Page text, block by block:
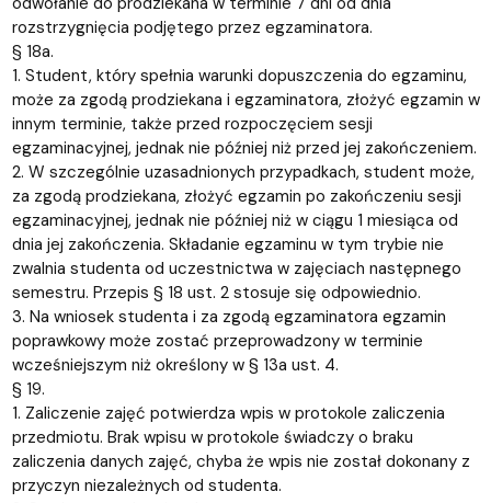
rozstrzygnięcia podjętego przez egzaminatora.
§ 18a.
1. Student, który spełnia warunki dopuszczenia do egzaminu,
może za zgodą prodziekana i egzaminatora, złożyć egzamin w
innym terminie, także przed rozpoczęciem sesji
egzaminacyjnej, jednak nie później niż przed jej zakończeniem.
2. W szczególnie uzasadnionych przypadkach, student może,
za zgodą prodziekana, złożyć egzamin po zakończeniu sesji
egzaminacyjnej, jednak nie później niż w ciągu 1 miesiąca od
dnia jej zakończenia. Składanie egzaminu w tym trybie nie
zwalnia studenta od uczestnictwa w zajęciach następnego
semestru. Przepis § 18 ust. 2 stosuje się odpowiednio.
3. Na wniosek studenta i za zgodą egzaminatora egzamin
poprawkowy może zostać przeprowadzony w terminie
wcześniejszym niż określony w § 13a ust. 4.
§ 19.
1. Zaliczenie zajęć potwierdza wpis w protokole zaliczenia
przedmiotu. Brak wpisu w protokole świadczy o braku
zaliczenia danych zajęć, chyba że wpis nie został dokonany z
przyczyn niezależnych od studenta.